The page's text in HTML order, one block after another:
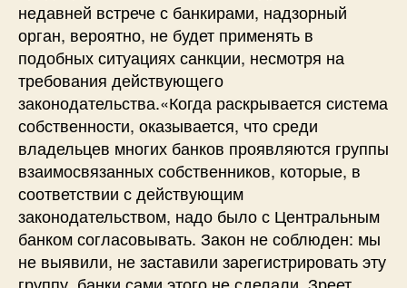
недавней встрече с банкирами, надзорный
орган, вероятно, не будет применять в
подобных ситуациях санкции, несмотря на
требования действующего
законодательства.«Когда раскрывается система
собственности, оказывается, что среди
владельцев многих банков проявляются группы
взаимосвязанных собственников, которые, в
соответствии с действующим
законодательством, надо было с Центральным
банком согласовывать. Закон не соблюден: мы
не выявили, не заставили зарегистрировать эту
группу, банки сами этого не сделали. Зреет